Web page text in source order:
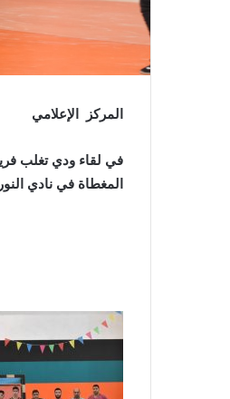
المركز الإعلامي
المغطاة في نادي النور